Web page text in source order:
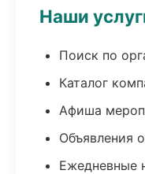
Наши
Поиск по
Каталог
Афиша
Объявления
Ежедневные